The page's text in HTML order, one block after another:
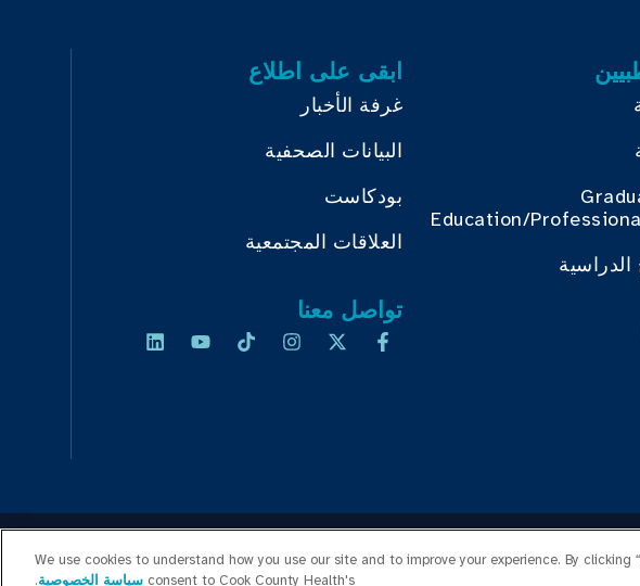
Education/
ابقى على اطلاع
غرفة الأخبار
البيانات الصحفية
بودكاست
العلاقات المجتمعية
تواصل معنا
شفافية الأسعار خريطة الموقع
We use cookies to understand how you use our site and to improve your experience. By clicking
consent to Cook County Health's سياسة الخصوصية.